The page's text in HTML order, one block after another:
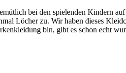
bei den spielenden Kindern
Löcher zu. Wir haben dieses
bin, gibt es schon echt